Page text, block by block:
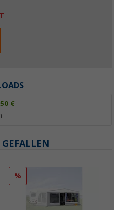
€
%